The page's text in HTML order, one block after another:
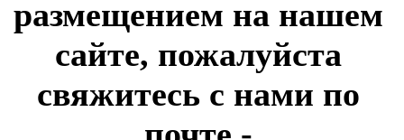
размещением на нашем
сайте, пожалуйста
свяжитесь с нами по